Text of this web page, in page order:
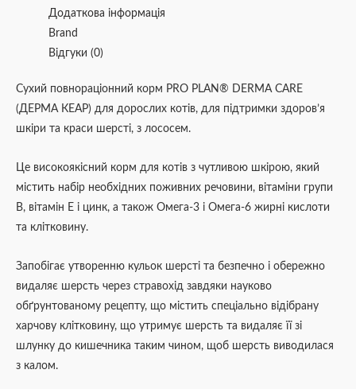
Додаткова інформація
Brand
Відгуки (0)
Сухий повнораціонний корм PRO PLAN® DERMA CARE
(ДЕРМА КЕАР) для дорослих котів, для підтримки здоров’я
шкіри та краси шерсті, з лососем.
Це високоякісний корм для котів з чутливою шкірою, який
містить набір необхідних поживних речовини, вітаміни групи
В, вітамін Е і цинк, а також Омега-3 і Омега-6 жирні кислоти
та клітковину.
Запобігає утворенню кульок шерсті та безпечно і обережно
видаляє шерсть через стравохід завдяки науково
обґрунтованому рецепту, що містить спеціально відібрану
харчову клітковину, що утримує шерсть та видаляє її зі
шлунку до кишечника таким чином, щоб шерсть виводилася
з калом.